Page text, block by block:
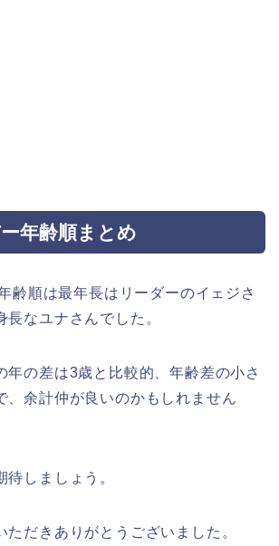
年齢順まとめ
齢順は最年長はリーダーのイェジさ
長なユナさんでした。
年の差は3歳と比較的、年齢差の小さ
、余計仲が良いのかもしれません
待しましょう。
ただきありがとうございました。